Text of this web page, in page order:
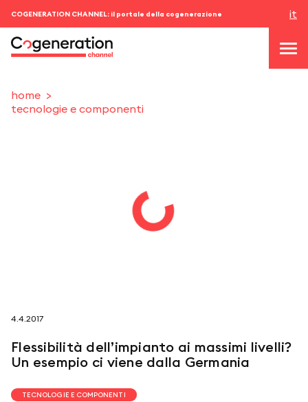
COGENERATION CHANNEL: il portale della cogenerazione it
seguici su
home
tecnologie e componenti
4.4.2017
Flessibilità dell’impianto ai massimi livelli?
Un esempio ci viene dalla Germania
TECNOLOGIE E COMPONENTI